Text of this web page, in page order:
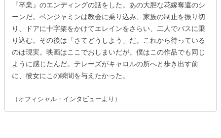
『卒業』のエンディングの話をした。あの大胆な花嫁奪還のシ
ーンだ。ベンジャミンは教会に乗り込み、家族の制止を振り切
り、ドアに十字架をかけてエレインをさらい、二人でバスに乗
り込む。その後は「さてどうしよう」だ。これから待っている
のは現実。映画はここでおしまいだが。僕はこの作品でも同じ
ように感じたんだ。テレーズがキャロルの所へと歩き出す前
に、彼女にこの瞬間を与えたかった。
（オフィシャル・インタビューより）